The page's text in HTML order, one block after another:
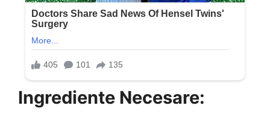
Ingrediente Necesare: